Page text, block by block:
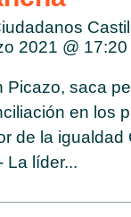
2021 @ 17:20
Picazo, saca
en los
de la igualdad
La líder...